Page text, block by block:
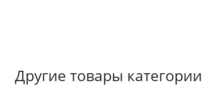
Другие товары категории